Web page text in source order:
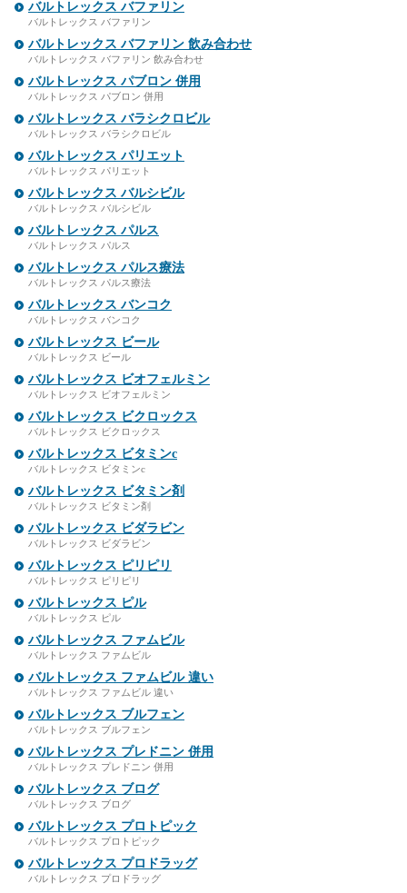
バルトレックス バファリン
バルトレックス バファリン
バルトレックス バファリン 飲み合わせ
バルトレックス バファリン 飲み合わせ
バルトレックス パブロン 併用
バルトレックス パブロン 併用
バルトレックス バラシクロビル
バルトレックス バラシクロビル
バルトレックス パリエット
バルトレックス パリエット
バルトレックス バルシビル
バルトレックス バルシビル
バルトレックス パルス
バルトレックス パルス
バルトレックス パルス療法
バルトレックス パルス療法
バルトレックス バンコク
バルトレックス バンコク
バルトレックス ビール
バルトレックス ビール
バルトレックス ビオフェルミン
バルトレックス ビオフェルミン
バルトレックス ビクロックス
バルトレックス ビクロックス
バルトレックス ビタミンc
バルトレックス ビタミンc
バルトレックス ビタミン剤
バルトレックス ビタミン剤
バルトレックス ビダラビン
バルトレックス ビダラビン
バルトレックス ピリピリ
バルトレックス ピリピリ
バルトレックス ピル
バルトレックス ピル
バルトレックス ファムビル
バルトレックス ファムビル
バルトレックス ファムビル 違い
バルトレックス ファムビル 違い
バルトレックス ブルフェン
バルトレックス ブルフェン
バルトレックス プレドニン 併用
バルトレックス プレドニン 併用
バルトレックス ブログ
バルトレックス ブログ
バルトレックス プロトピック
バルトレックス プロトピック
バルトレックス プロドラッグ
バルトレックス プロドラッグ